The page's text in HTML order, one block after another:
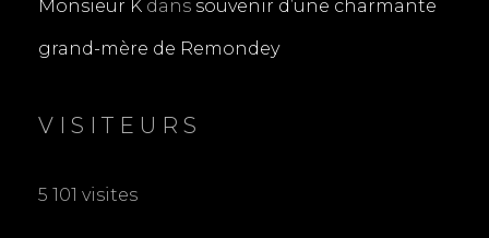
Monsieur K dans souvenir d’une charmante
grand-mère de Remondey
VISITEURS
5 101 visites